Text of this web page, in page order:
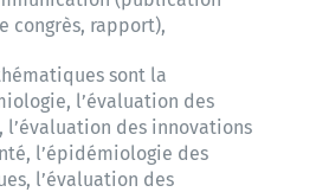
congrès, rapport),
sont la
l’évaluation des
l’évaluation des innovations
l’épidémiologie des
l’évaluation des